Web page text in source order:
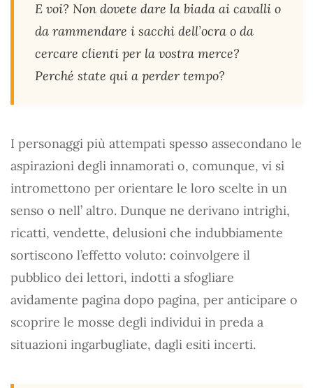
E voi? Non dovete dare la biada ai cavalli o
da rammendare i sacchi dell’ocra o da
cercare clienti per la vostra merce?
Perché state qui a perder tempo?
I personaggi più attempati spesso assecondano le
aspirazioni degli innamorati o, comunque, vi si
intromettono per orientare le loro scelte in un
senso o nell’ altro. Dunque ne derivano intrighi,
ricatti, vendette, delusioni che indubbiamente
sortiscono l’effetto voluto: coinvolgere il
pubblico dei lettori, indotti a sfogliare
avidamente pagina dopo pagina, per anticipare o
scoprire le mosse degli individui in preda a
situazioni ingarbugliate, dagli esiti incerti.